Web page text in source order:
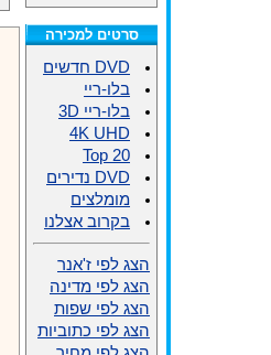
סרטים למכירה
DVD חדשים
בלו-ריי
בלו-ריי 3D
4K UHD
Top 20
DVD נדירים
מומלצים
בקרוב אצלנו
הצג לפי ז'אנר
הצג לפי מדינה
הצג לפי שפות
הצג לפי כתוביות